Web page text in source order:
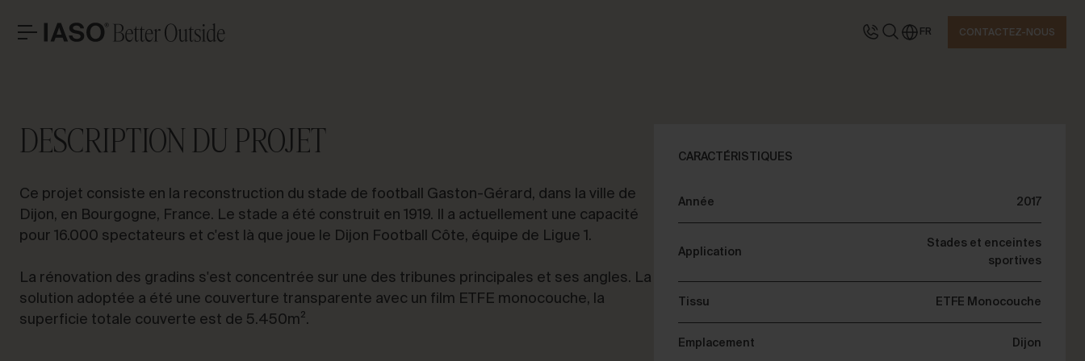
Avinguda Exèrcit 35-37
25194 Lleida
COMMENT Y ARRIVER
Tél. +34 973 263 022
Fax +34 973 275 887
CONTACTEZ-NOUS Conseil & Consulting Demandez des informations
PROJETS EMBLÉMATIQUES
PROFESSIONNEL
FR CONTACTEZ-NOUS
DESCRIPTION DU PROJET
Ce projet consiste en la reconstruction du stade de football Gaston-Gérard, dans la ville de
Dijon, en Bourgogne, France. Le stade a été construit en 1919. Il a actuellement une capacité
pour 16.000 spectateurs et c'est là que joue le Dijon Football Côte, équipe de Ligue 1.
La rénovation des gradins s'est concentrée sur une des tribunes principales et ses angles. La
solution adoptée a été une couverture transparente avec un film ETFE monocouche, la
superficie totale couverte est de 5.450m².
CARACTÉRISTIQUES
Année 2017
Application
Stades et enceintes
sportives
Tissu ETFE Monocouche
Emplacement Dijon